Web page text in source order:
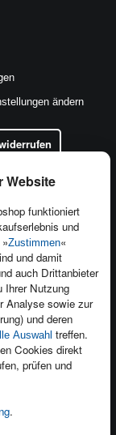
Website
funktioniert
und
Zustimmen«
und damit
auch Drittanbieter
Ihrer Nutzung
Analyse sowie zur
und deren
Auswahl treffen.
Cookies direkt
prüfen und
.
ändern